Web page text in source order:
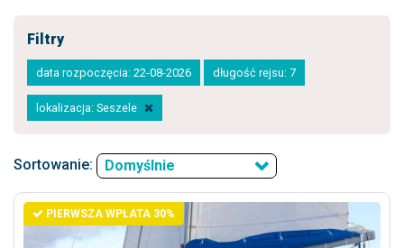
Filtry
data rozpoczęcia: 22-08-2026 długość rejsu: 7
lokalizacja: Seszele
Sortowanie: Domyślnie
PIERWSZA WPŁATA 30%